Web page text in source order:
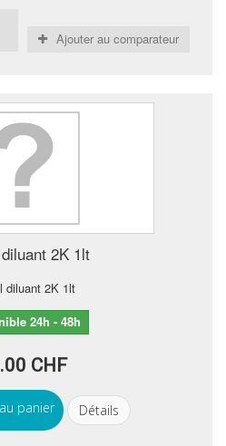
Ajouter au comparateur
2K 1lt
diluant 2K 1lt
24h - 48h
CHF
panier Détails